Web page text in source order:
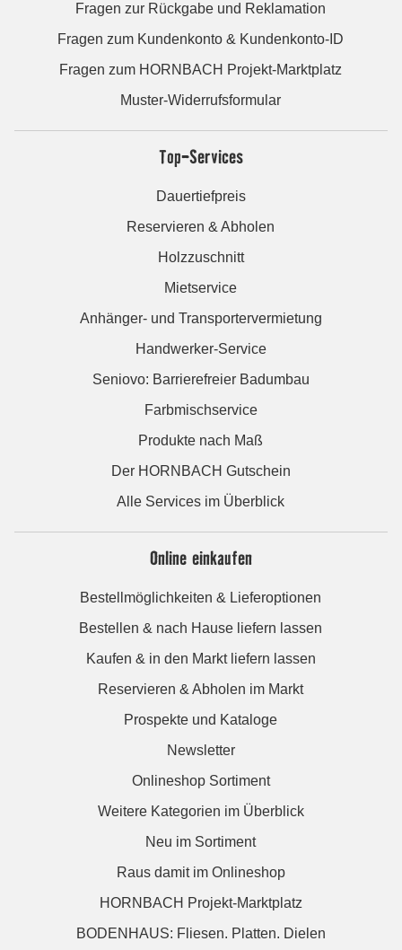
Fragen zur Rückgabe und Reklamation
Fragen zum Kundenkonto & Kundenkonto-ID
Fragen zum HORNBACH Projekt-Marktplatz
Muster-Widerrufsformular
Top-Services
Dauertiefpreis
Reservieren & Abholen
Holzzuschnitt
Mietservice
Anhänger- und Transportervermietung
Handwerker-Service
Seniovo: Barrierefreier Badumbau
Farbmischservice
Produkte nach Maß
Der HORNBACH Gutschein
Alle Services im Überblick
Online einkaufen
Bestellmöglichkeiten & Lieferoptionen
Bestellen & nach Hause liefern lassen
Kaufen & in den Markt liefern lassen
Reservieren & Abholen im Markt
Prospekte und Kataloge
Newsletter
Onlineshop Sortiment
Weitere Kategorien im Überblick
Neu im Sortiment
Raus damit im Onlineshop
HORNBACH Projekt-Marktplatz
BODENHAUS: Fliesen. Platten. Dielen